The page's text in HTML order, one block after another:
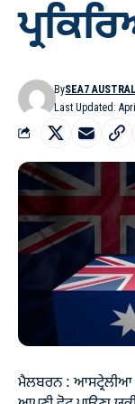
Last Updated:
BySEA7
ਮੈਲਬਰਨ :